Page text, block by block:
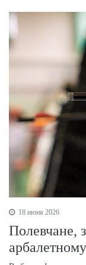
18 июня 2026
Полевчане,